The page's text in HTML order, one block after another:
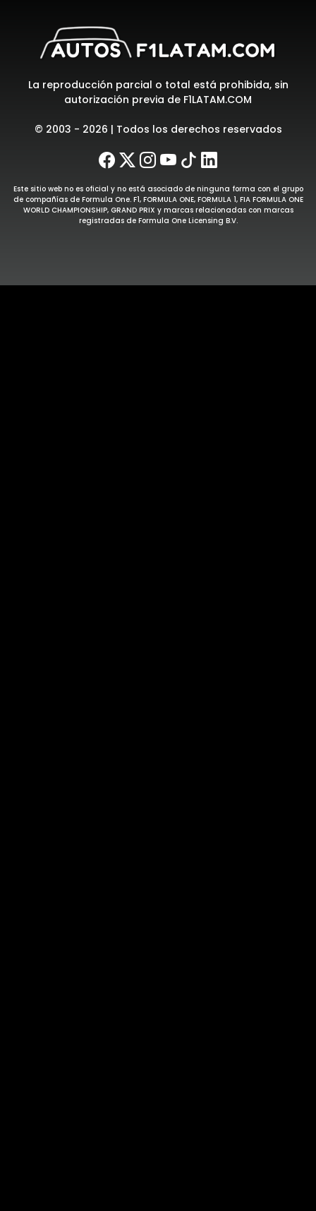
La reproducción parcial o total está prohibida, sin
autorización previa de F1LATAM.COM
© 2003 - 2026 | Todos los derechos reservados
Este sitio web no es oficial y no está asociado de ninguna forma con el grupo
de compañías de Formula One. F1, FORMULA ONE, FORMULA 1, FIA FORMULA ONE
WORLD CHAMPIONSHIP, GRAND PRIX y marcas relacionadas con marcas
registradas de Formula One Licensing B.V.